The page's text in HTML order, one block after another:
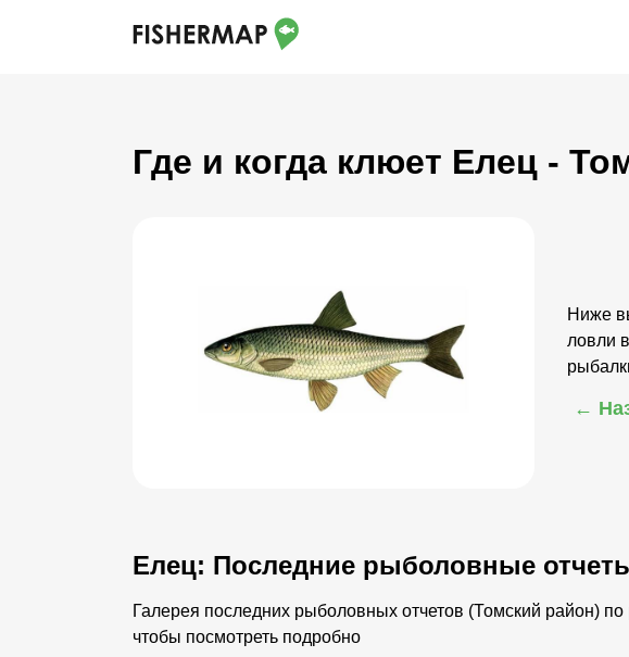
Где и когда клюет Елец -
Ниже
ловли
←
Елец: Последние рыболовные
Галерея последних рыболовных отчетов (Томский район)
чтобы посмотреть подробно